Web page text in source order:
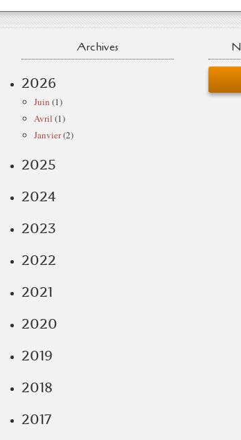
Archives
2026
Juin (1)
Avril (1)
Janvier(2)
2025
2024
2023
2022
2021
2020
2019
2018
2017